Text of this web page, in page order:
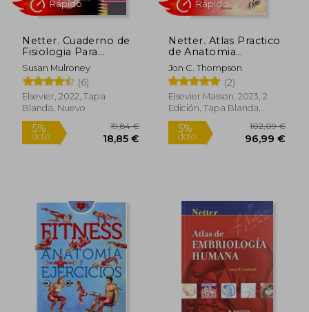
5%
dcto.
5%
dcto.
Netter. Cuaderno de
Fisiologia Para
Colorear
Susan Mulroney
(6)
Elsevier, 2022, Tapa
Blanda, Nuevo
Rápido
Netter. Atlas Practico
de Anatomia
Ortopedica 2ªEd.
Jon C. Thompson
(2)
Elsevier Masson, 2023, 2
Edición, Tapa Blanda,
Nuevo
Rápido